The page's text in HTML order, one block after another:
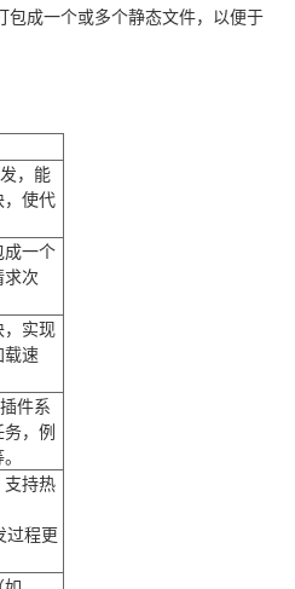
成一个或多个静态文件，以便于
，能
，使代
成一个
求次
，实现
载速
件系
，例
支持热
过程更